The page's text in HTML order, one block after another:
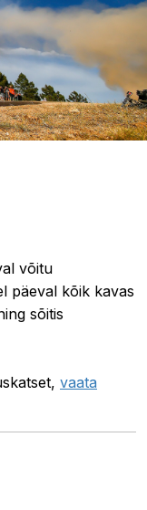
võitu
päeval kõik kavas
sõitis
vaata